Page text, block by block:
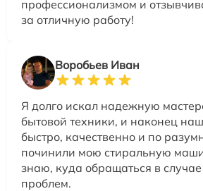
профессионализмом и
за отличную работу!
Воробьев Иван
Я долго искал надежную
бытовой техники, и наконец
быстро, качественно и по
починили мою стиральную
знаю, куда обращаться в
проблем.